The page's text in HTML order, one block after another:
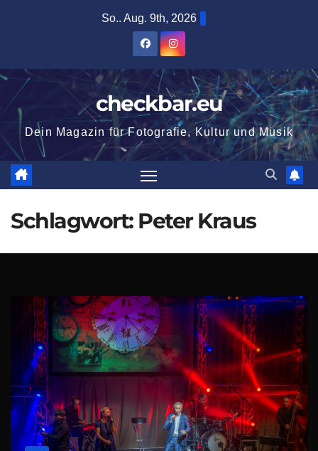
So.. Aug. 9th, 2026
checkbar.eu
Dein Magazin für Fotografie, Kultur und Musik
Schlagwort: Peter Kraus